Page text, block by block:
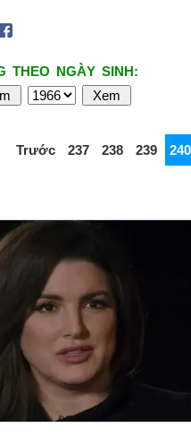
THEO NGÀY SINH:
Trước 237 238 239 240